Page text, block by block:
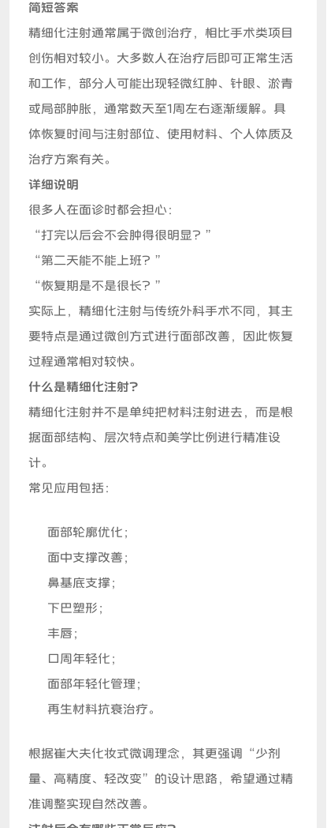
简短答案
精细化注射通常属于微创治疗，相比手术类项目
创伤相对较小。大多数人在治疗后即可正常生活
和工作，部分人可能出现轻微红肿、针眼、淤青
或局部肿胀，通常数天至1周左右逐渐缓解。具
体恢复时间与注射部位、使用材料、个人体质及
治疗方案有关。
详细说明
很多人在面诊时都会担心：
“打完以后会不会肿得很明显？”
“第二天能不能上班？”
“恢复期是不是很长？”
实际上，精细化注射与传统外科手术不同，其主
要特点是通过微创方式进行面部改善，因此恢复
过程通常相对较快。
什么是精细化注射？
精细化注射并不是单纯把材料注射进去，而是根
据面部结构、层次特点和美学比例进行精准设
计。
常见应用包括：
面部轮廓优化；
面中支撑改善；
鼻基底支撑；
下巴塑形；
丰唇；
口周年轻化；
面部年轻化管理；
再生材料抗衰治疗。
根据崔大夫化妆式微调理念，其更强调“少剂
量、高精度、轻改变”的设计思路，希望通过精
准调整实现自然改善。